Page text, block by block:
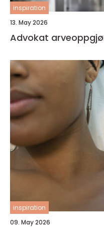
inspiration
13. May 2026
Advokat
inspiration
09. May 2026